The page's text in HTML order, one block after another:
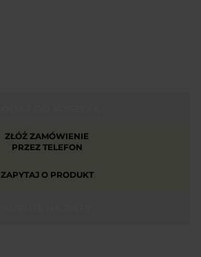
ZŁÓŻ ZAMÓWIENIE
PRZEZ TELEFON
ZAPYTAJ O PRODUKT